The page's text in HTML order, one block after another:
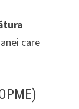
care